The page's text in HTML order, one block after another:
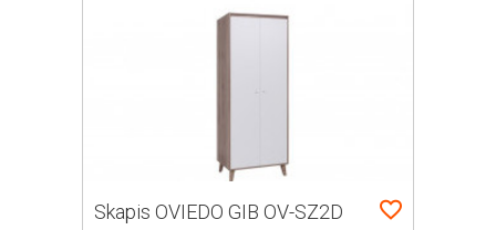
Skapis OVIEDO GIB OV-SZ2D